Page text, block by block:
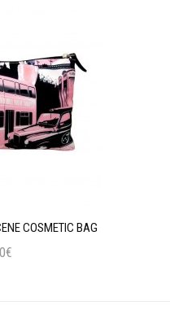
COSMETIC BAG